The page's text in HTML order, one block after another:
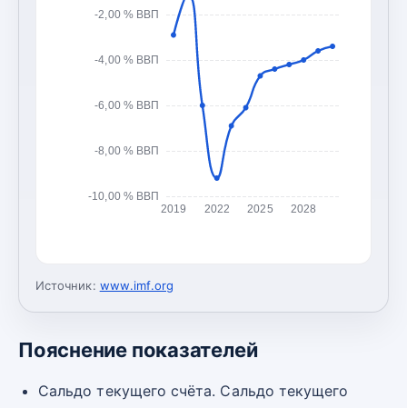
-10,00 % ВВП
-8,00 % ВВП
-6,00 % ВВП
-4,00 % ВВП
-2,00 % ВВП
2019 2022 2025 2028
Источник: www.imf.org
Пояснение показателей
Сальдо текущего счёта. Сальдо текущего